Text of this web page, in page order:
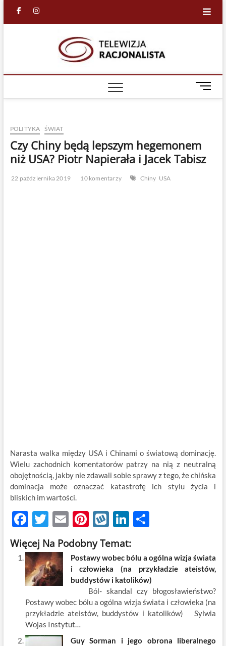
facebook
in
M
e
u
t
t
POLITYKA ŚWIAT
Czy Chiny będą lepszym hegemonem
niż USA? Piotr Napierała i Jacek Tabisz
22 października 2019 10 komentarzy Chiny USA
Narasta walka między USA i Chinami o światową dominację.
Wielu zachodnich komentatorów patrzy na nią z neutralną
obojętnością, jakby nie zdawali sobie sprawy z tego, że chińska
dominacja może oznaczać katastrofę ich stylu życia i
bliskich im wartości.
F
ac
e
b
o
o
k
T
w
itt
er
E
m
ail
Pi
nt
er
es
t
W
k
o
p
Li
k
e
dI
n
S
ar
e
Więcej Na Podobny Temat:
Postawy wobec bólu a ogólna wizja świata
i człowieka (na przykładzie ateistów,
buddystów i katolików)
Ból- skandal czy błogosławieństwo?
Postawy wobec bólu a ogólna wizja świata i człowieka (na
przykładzie ateistów, buddystów i katolików) Sylwia
Wojas Instytut…
Guy Sorman i jego obrona liberalnego